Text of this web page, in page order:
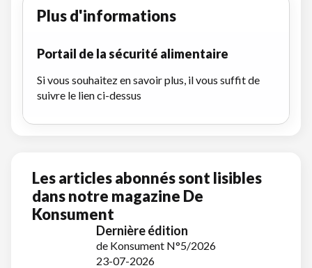
Plus d'informations
Portail de la sécurité alimentaire
Si vous souhaitez en savoir plus, il vous suffit de
suivre le lien ci-dessus
Les articles abonnés sont lisibles
dans notre magazine De
Konsument
Dernière édition
de Konsument N°5/2026
23-07-2026